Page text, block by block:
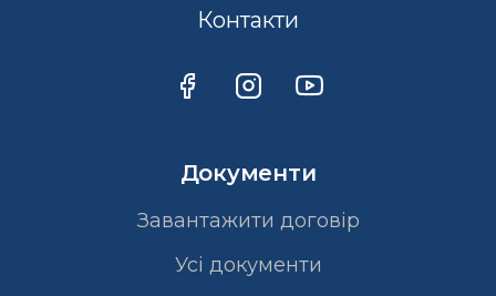
Контакти
Документи
Завантажити договір
Усі документи